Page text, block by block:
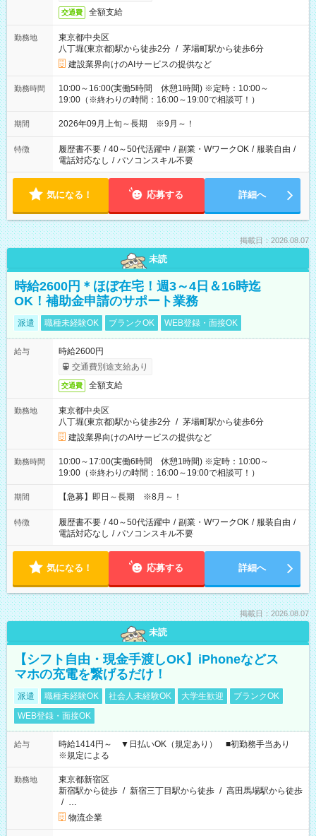
交通費 全額支給
勤務地
東京都中央区
八丁堀(東京都)駅から徒歩2分 / 茅場町駅から徒歩6分
建設業界向けのAIサービスの提供など
勤務時間
10:00～16:00(実働5時間 休憩1時間) ※定時：10:00～
19:00（※終わりの時間：16:00～19:00で相談可！）
期間 2026年09月上旬～長期 ※9月～！
特徴 履歴書不要 / 40～50代活躍中 / 副業・WワークOK / 服装自由 /
電話対応なし / パソコンスキル不要
気になる！ 応募する 詳細へ
掲載日：2026.08.07
未読
時給2600円＊ほぼ在宅！週3～4日＆16時迄
OK！補助金申請のサポート業務
派遣 職種未経験OK ブランクOK WEB登録・面接OK
給与
時給2600円
交通費別途支給あり
交通費 全額支給
勤務地
東京都中央区
八丁堀(東京都)駅から徒歩2分 / 茅場町駅から徒歩6分
建設業界向けのAIサービスの提供など
勤務時間
10:00～17:00(実働6時間 休憩1時間) ※定時：10:00～
19:00（※終わりの時間：16:00～19:00で相談可！）
期間 【急募】即日～長期 ※8月～！
特徴 履歴書不要 / 40～50代活躍中 / 副業・WワークOK / 服装自由 /
電話対応なし / パソコンスキル不要
気になる！ 応募する 詳細へ
掲載日：2026.08.07
未読
【シフト自由・現金手渡しOK】iPhoneなどス
マホの充電を繋げるだけ！
派遣 職種未経験OK 社会人未経験OK 大学生歓迎
ブランクOK
WEB登録・面接OK
給与
時給1414円～ ▼日払いOK（規定あり） ■初勤務手当あり
※規定による
勤務地
東京都新宿区
新宿駅から徒歩 / 新宿三丁目駅から徒歩 / 高田馬場駅から徒歩
/ …
物流企業